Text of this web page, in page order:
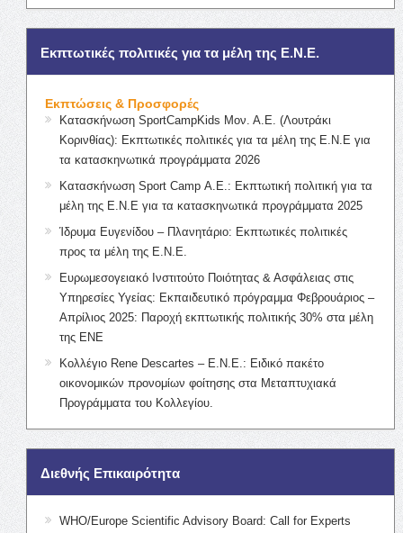
Εκπτωτικές πολιτικές για τα μέλη της Ε.Ν.Ε.
Εκπτώσεις & Προσφορές
Κατασκήνωση SportCampKids Μον. Α.Ε. (Λουτράκι
Κορινθίας): Εκπτωτικές πολιτικές για τα μέλη της Ε.Ν.Ε για
τα κατασκηνωτικά προγράμματα 2026
Κατασκήνωση Sport Camp Α.Ε.: Εκπτωτική πολιτική για τα
μέλη της Ε.Ν.Ε για τα κατασκηνωτικά προγράμματα 2025
Ίδρυμα Ευγενίδου – Πλανητάριο: Εκπτωτικές πολιτικές
προς τα μέλη της Ε.Ν.Ε.
Ευρωμεσογειακό Ινστιτούτο Ποιότητας & Ασφάλειας στις
Υπηρεσίες Υγείας: Εκπαιδευτικό πρόγραμμα Φεβρουάριος –
Απρίλιος 2025: Παροχή εκπτωτικής πολιτικής 30% στα μέλη
της ΕΝΕ
Κολλέγιο Rene Descartes – Ε.Ν.Ε.: Ειδικό πακέτο
οικονομικών προνομίων φοίτησης στα Μεταπτυχιακά
Προγράμματα του Κολλεγίου.
Διεθνής Επικαιρότητα
WHO/Europe Scientific Advisory Board: Call for Experts